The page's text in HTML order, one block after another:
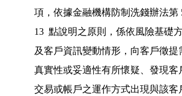
項，依據金融機構防制洗錢辦
13  點說明之原則，係依風險
及客戶資訊變動情形，向客戶
真實性或妥適性有所懷疑、發
交易或帳戶之運作方式出現與